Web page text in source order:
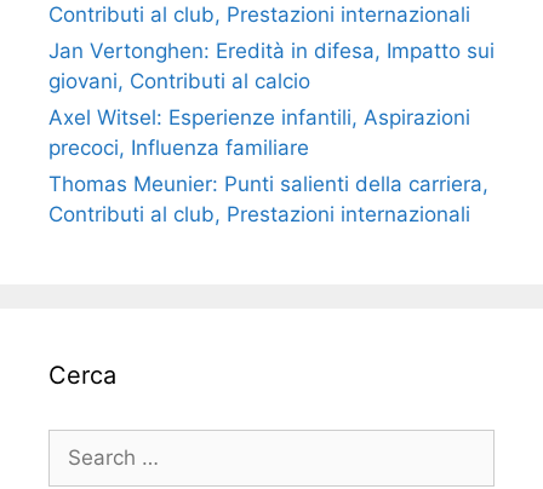
Contributi al club, Prestazioni internazionali
Jan Vertonghen: Eredità in difesa, Impatto sui
giovani, Contributi al calcio
Axel Witsel: Esperienze infantili, Aspirazioni
precoci, Influenza familiare
Thomas Meunier: Punti salienti della carriera,
Contributi al club, Prestazioni internazionali
Cerca
for: